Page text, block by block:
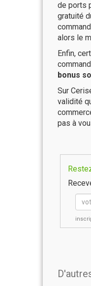
de ports
gratuité
alors le
Enfin,
bonus
Sur
validité
pas à